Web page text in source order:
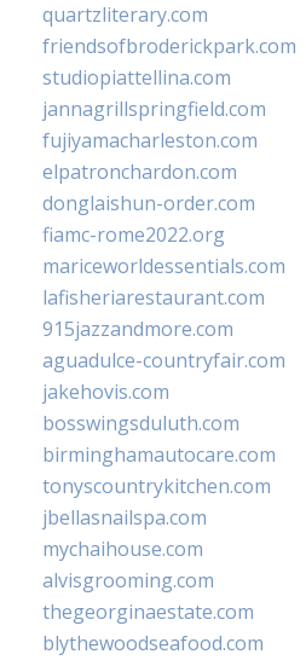
quartzliterary.com
friendsofbroderickpark.com
studiopiattellina.com
jannagrillspringfield.com
fujiyamacharleston.com
elpatronchardon.com
donglaishun-order.com
fiamc-rome2022.org
mariceworldessentials.com
lafisheriarestaurant.com
915jazzandmore.com
aguadulce-countryfair.com
jakehovis.com
bosswingsduluth.com
birminghamautocare.com
tonyscountrykitchen.com
jbellasnailspa.com
mychaihouse.com
alvisgrooming.com
thegeorginaestate.com
blythewoodseafood.com